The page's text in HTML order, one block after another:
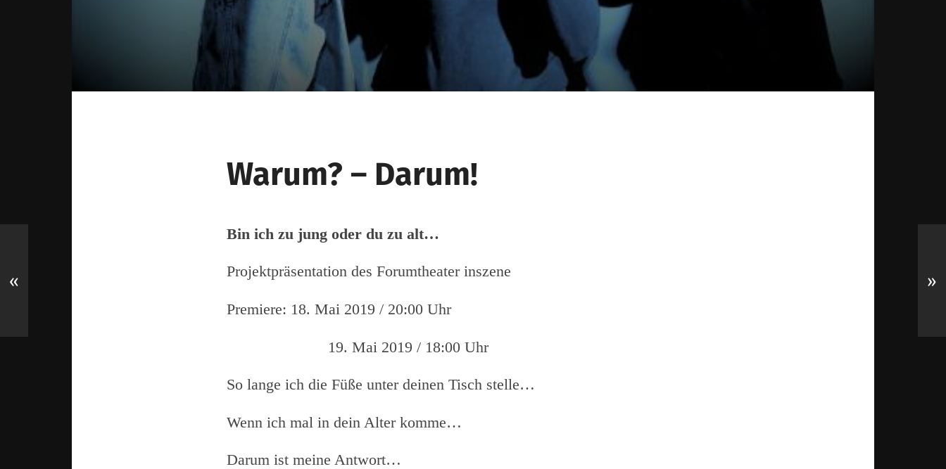
Warum? – Darum!
Bin ich zu jung oder du zu alt…
Projektpräsentation des Forumtheater inszene
Premiere: 18. Mai 2019 / 20:00 Uhr
19. Mai 2019 / 18:00 Uhr
So lange ich die Füße unter deinen Tisch stelle…
Wenn ich mal in dein Alter komme…
Darum ist meine Antwort…
« »